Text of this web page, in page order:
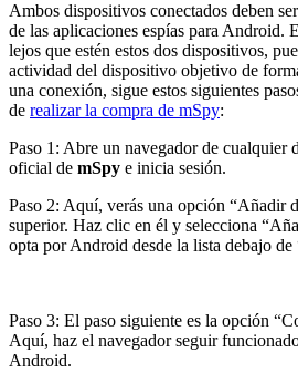
Ambos dispositivos conectados deben
de las aplicaciones espías para Android.
lejos que estén estos dos dispositivos,
actividad del dispositivo objetivo de
una conexión, sigue estos siguientes
de realizar la compra de mSpy:
Paso 1: Abre un navegador de cualquier
oficial de mSpy e inicia sesión.
Paso 2: Aquí, verás una opción “Añadir
superior. Haz clic en él y selecciona
opta por Android desde la lista debajo de
Paso 3: El paso siguiente es la opción
Aquí, haz el navegador seguir
Android.